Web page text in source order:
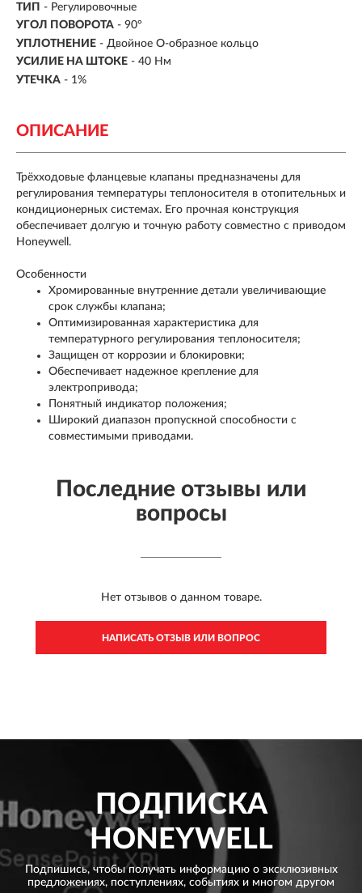
ТИП - Регулировочные
УГОЛ ПОВОРОТА - 90°
УПЛОТНЕНИЕ - Двойное О-образное кольцо
УСИЛИЕ НА ШТОКЕ - 40 Нм
УТЕЧКА - 1%
ОПИСАНИЕ
Трёхходовые фланцевые клапаны предназначены для
регулирования температуры теплоносителя в отопительных и
кондиционерных системах. Его прочная конструкция
обеспечивает долгую и точную работу совместно с приводом
Honeywell.
Особенности
Хромированные внутренние детали увеличивающие
срок службы клапана;
Оптимизированная характеристика для
температурного регулирования теплоносителя;
Защищен от коррозии и блокировки;
Обеспечивает надежное крепление для
электропривода;
Понятный индикатор положения;
Широкий диапазон пропускной способности с
совместимыми приводами.
Последние отзывы или
вопросы
Нет отзывов о данном товаре.
НАПИСАТЬ ОТЗЫВ ИЛИ ВОПРОС
ПОДПИСКА
HONEYWELL
Подпишись, чтобы получать информацию о эксклюзивных
предложениях, поступлениях, событиях и многом другом